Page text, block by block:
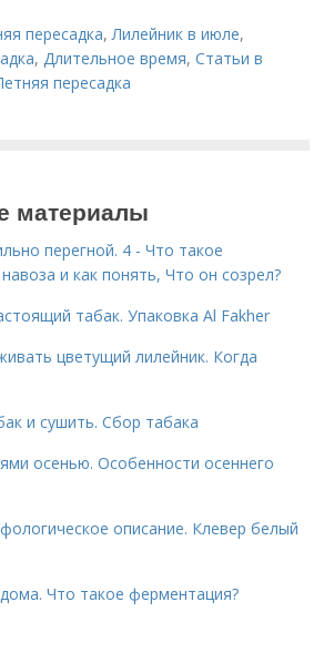
пересадка,Лилейник в июле,
,Длительное время,Статьи в
пересадка
материалы
перегной. 4 - Что такое
и как понять, Что он созрел?
табак. Упаковка Al Fakher
цветущий лилейник. Когда
и сушить. Сбор табака
осенью. Особенности осеннего
описание. Клевер белый
Что такое ферментация?